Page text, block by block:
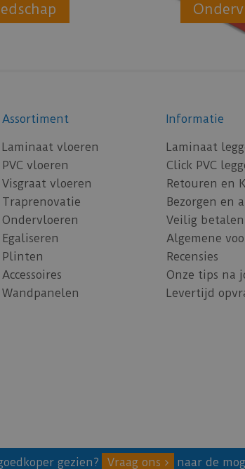
Assortiment
Laminaat vloeren
PVC vloeren
Visgraat vloeren
Traprenovatie
Ondervloeren
Egaliseren
Plinten
Accessoires
Wandpanelen
Informatie
Laminaat
Click PVC
Retouren en
Bezorgen en
Veilig betalen
Algemene
Recensies
Onze tips na
Levertijd
gezien? Vraag ons naar de